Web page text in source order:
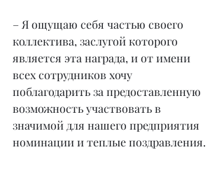
– Я ощущаю себя частью своего
коллектива, заслугой которого
является эта награда, и от имени
всех сотрудников хочу
поблагодарить за предоставленную
возможность участвовать в
значимой для нашего предприятия
номинации и теплые поздравления.